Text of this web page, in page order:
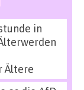
in
Ältere